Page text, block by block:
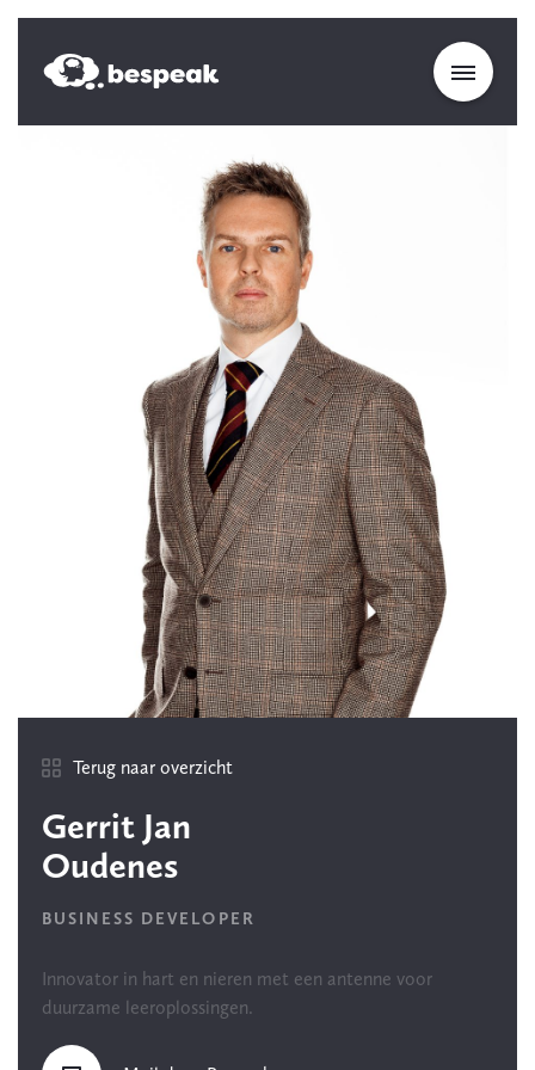
Terug naar overzicht
Gerrit Jan
Oudenes
BUSINESS DEVELOPER
Innovator in hart en nieren met een antenne voor
duurzame leeroplossingen.